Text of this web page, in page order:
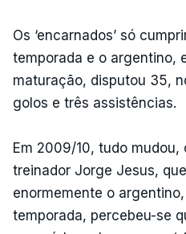
Os ‘encarnados’ só
temporada e o argentino,
maturação, disputou 35,
golos e três assistências.
Em 2009/10, tudo
treinador Jorge Jesus, que
enormemente o
temporada, percebeu-se